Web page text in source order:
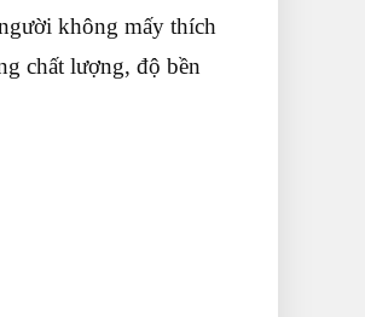
không mấy thích
chất lượng, độ bền